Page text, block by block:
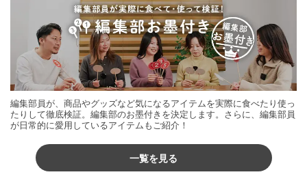
編集部員が、商品やグッズなど気になるアイテムを実際に食べたり使っ
たりして徹底検証。編集部のお墨付きを決定します。さらに、編集部員
が日常的に愛用しているアイテムもご紹介！
一覧を見る